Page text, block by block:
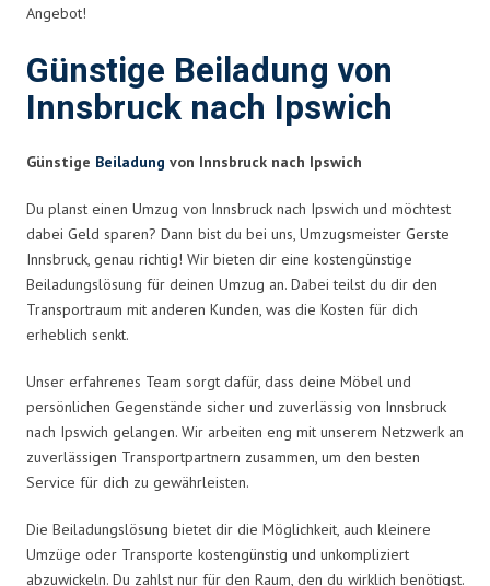
Angebot!
Günstige Beiladung von
Innsbruck nach Ipswich
Günstige Beiladung von Innsbruck nach Ipswich
Du planst einen Umzug von Innsbruck nach Ipswich und möchtest
dabei Geld sparen? Dann bist du bei uns, Umzugsmeister Gerste
Innsbruck, genau richtig! Wir bieten dir eine kostengünstige
Beiladungslösung für deinen Umzug an. Dabei teilst du dir den
Transportraum mit anderen Kunden, was die Kosten für dich
erheblich senkt.
Unser erfahrenes Team sorgt dafür, dass deine Möbel und
persönlichen Gegenstände sicher und zuverlässig von Innsbruck
nach Ipswich gelangen. Wir arbeiten eng mit unserem Netzwerk an
zuverlässigen Transportpartnern zusammen, um den besten
Service für dich zu gewährleisten.
Die Beiladungslösung bietet dir die Möglichkeit, auch kleinere
Umzüge oder Transporte kostengünstig und unkompliziert
abzuwickeln. Du zahlst nur für den Raum, den du wirklich benötigst.